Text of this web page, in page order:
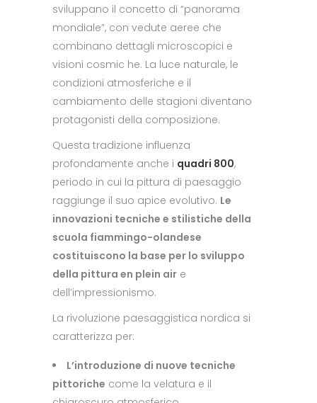
sviluppano il concetto di “panorama
mondiale”, con vedute aeree che
combinano dettagli microscopici e
visioni cosmic he. La luce naturale, le
condizioni atmosferiche e il
cambiamento delle stagioni diventano
protagonisti della composizione.
Questa tradizione influenza
profondamente anche i quadri 800,
periodo in cui la pittura di paesaggio
raggiunge il suo apice evolutivo. Le
innovazioni tecniche e stilistiche della
scuola fiammingo-olandese
costituiscono la base per lo sviluppo
della pittura en plein air e
dell’impressionismo.
La rivoluzione paesaggistica nordica si
caratterizza per:
L’introduzione di nuove tecniche
pittoriche come la velatura e il